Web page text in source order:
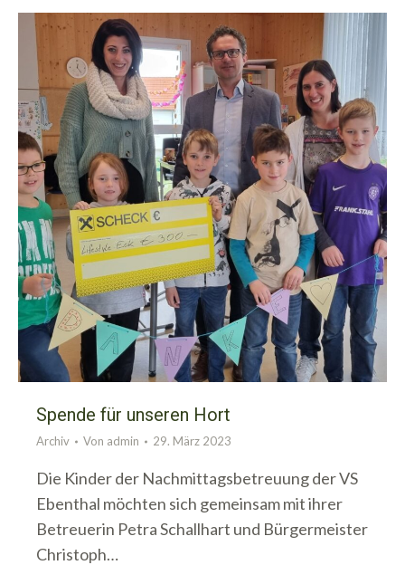
Spende für unseren Hort
Archiv Von admin 29. März 2023
Die Kinder der Nachmittagsbetreuung der VS
Ebenthal möchten sich gemeinsam mit ihrer
Betreuerin Petra Schallhart und Bürgermeister
Christoph…